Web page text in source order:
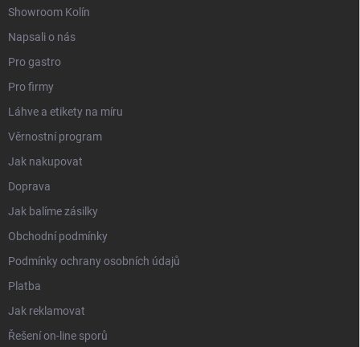
Showroom Kolín
Napsali o nás
Pro gastro
Pro firmy
Láhve a etikety na míru
Věrnostní program
Jak nakupovat
Doprava
Jak balíme zásilky
Obchodní podmínky
Podmínky ochrany osobních údajů
Platba
Jak reklamovat
Řešení on-line sporů